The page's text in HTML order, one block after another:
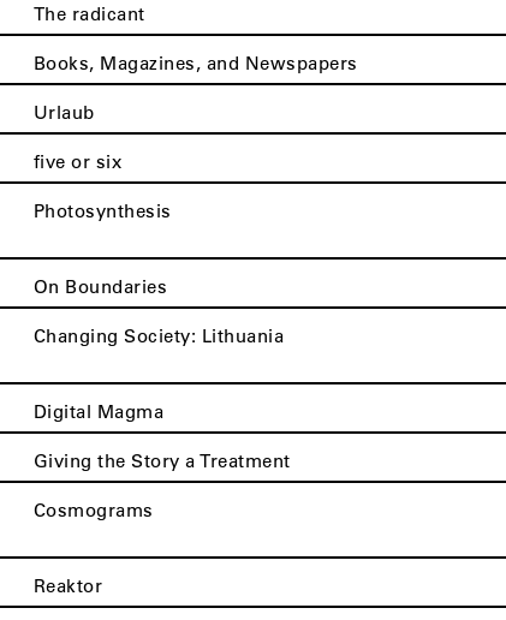
The radicant
Books, Magazines, and Newspapers
Urlaub
five or six
Photosynthesis
On Boundaries
Changing Society: Lithuania
Digital Magma
Giving the Story a Treatment
Cosmograms
Reaktor